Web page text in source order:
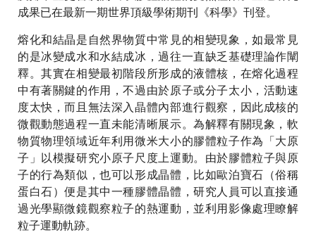
成果已在最新一期世界頂級學術期刊《科學》刊登。
熔化和結晶是自然界物質中常見的相變現象，如最常見
的是冰變成水和水結成冰，過往一直缺乏基礎理論作闡
釋。其實在相變最初階段所形成的液體核，在熔化過程
中有著關鍵的作用，不過由於原子或分子太小，活動速
度太快，而且無法深入晶體內部進行觀察，因此成核的
微觀動態過程一直未能清晰展示。為解釋有關現象，軟
物質物理領域近年利用微米大小的膠體粒子作為「大原
子」以模擬研究小原子尺度上運動。由於膠體粒子與原
子的行為類似，也可以形成晶體，比如歐泊寶石（俗稱
蛋白石）便是其中一種膠體晶體，研究人員可以直接通
過光學顯微鏡觀察粒子的熱運動，並利用影像處理瞭解
粒子運動軌跡。